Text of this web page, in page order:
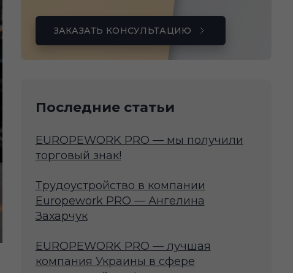
ЗАКАЗАТЬ КОНСУЛЬТАЦИЮ
Последние статьи
EUROPEWORK PRO — мы получили
торговый знак!
Трудоустройство в компании
Europework PRO — Ангелина
Захарчук
EUROPEWORK PRO — лучшая
компания Украины в сфере